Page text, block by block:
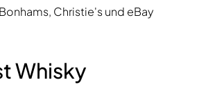
Christie's und eBay
Whisky